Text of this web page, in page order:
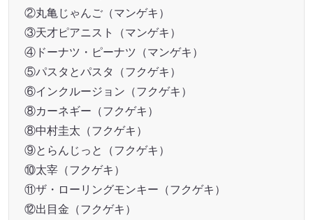
②丸亀じゃんご（マンゲキ）
③天才ピアニスト（マンゲキ）
④ドーナツ・ピーナツ（マンゲキ）
⑤パスタとパスタ（フクゲキ）
⑥インクルージョン（フクゲキ）
⑧カーネギー（フクゲキ）
⑧中村圭太（フクゲキ）
⑨とらんじっと（フクゲキ）
⑩太宰（フクゲキ）
⑪ザ・ローリングモンキー（フクゲキ）
⑫出目金（フクゲキ）